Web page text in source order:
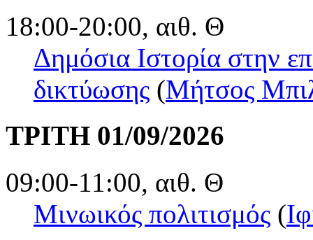
18:00-20:00, αιθ. Θ
Δημόσια Ιστορία στην
δικτύωσης (Μήτσος
ΤΡΙΤΗ 01/09/2026
09:00-11:00, αιθ. Θ
Μινωικός πολιτισμός (